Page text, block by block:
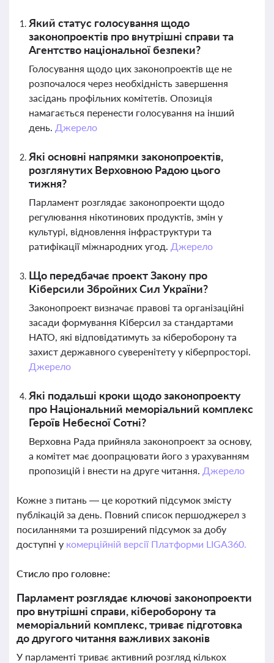
Який статус голосування щодо
законопроектів про внутрішні справи та
Агентство національної безпеки?
Голосування щодо цих законопроектів ще не
розпочалося через необхідність завершення
засідань профільних комітетів. Опозиція
намагається перенести голосування на інший
день. Джерело
Які основні напрямки законопроектів,
розглянутих Верховною Радою цього
тижня?
Парламент розглядає законопроекти щодо
регулювання нікотинових продуктів, змін у
культурі, відновлення інфраструктури та
ратифікації міжнародних угод. Джерело
Що передбачає проект Закону про
Кіберсили Збройних Сил України?
Законопроект визначає правові та організаційні
засади формування Кіберсил за стандартами
НАТО, які відповідатимуть за кібероборону та
захист державного суверенітету у кіберпросторі.
Джерело
Які подальші кроки щодо законопроекту
про Національний меморіальний комплекс
Героїв Небесної Сотні?
Верховна Рада прийняла законопроект за основу,
а комітет має доопрацювати його з урахуванням
пропозицій і внести на друге читання. Джерело
Кожне з питань — це короткий підсумок змісту
публікацій за день. Повний список першоджерел з
посиланнями та розширений підсумок за добу
доступні у комерційній версії Платформи LIGA360.
Стисло про головне:
Парламент розглядає ключові законопроекти
про внутрішні справи, кібероборону та
меморіальний комплекс, триває підготовка
до другого читання важливих законів
У парламенті триває активний розгляд кількох